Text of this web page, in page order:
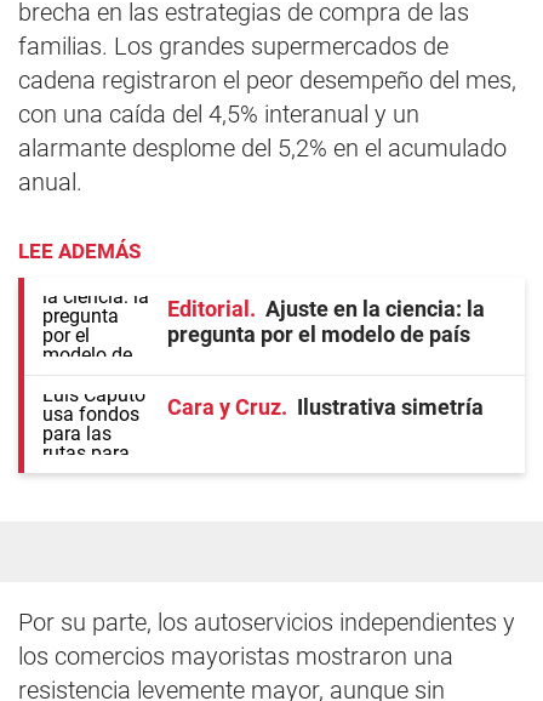
brecha en las estrategias de compra de las
familias. Los grandes supermercados de
cadena registraron el peor desempeño del mes,
con una caída del 4,5% interanual y un
alarmante desplome del 5,2% en el acumulado
anual.
LEE ADEMÁS
Editorial
Ajuste en la ciencia: la
pregunta por el modelo de país
Cara y Cruz Ilustrativa simetría
Por su parte, los autoservicios independientes y
los comercios mayoristas mostraron una
resistencia levemente mayor, aunque sin